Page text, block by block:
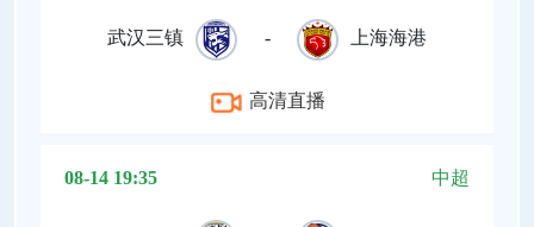
武汉三镇 - 上海海港
高清直播
08-14 19:35 中超